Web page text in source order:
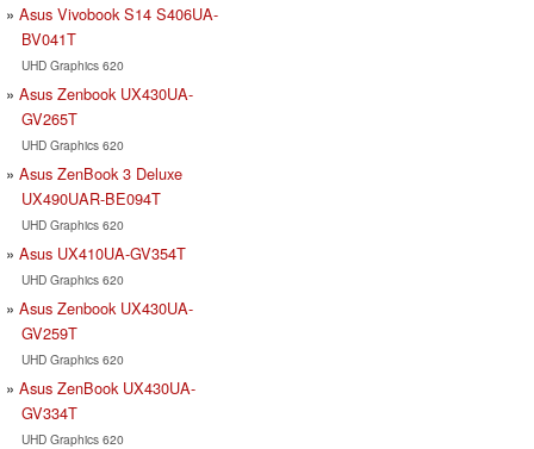
Asus Vivobook S14 S406UA-
BV041T
UHD Graphics 620
Asus Zenbook UX430UA-
GV265T
UHD Graphics 620
Asus ZenBook 3 Deluxe
UX490UAR-BE094T
UHD Graphics 620
Asus UX410UA-GV354T
UHD Graphics 620
Asus Zenbook UX430UA-
GV259T
UHD Graphics 620
Asus ZenBook UX430UA-
GV334T
UHD Graphics 620